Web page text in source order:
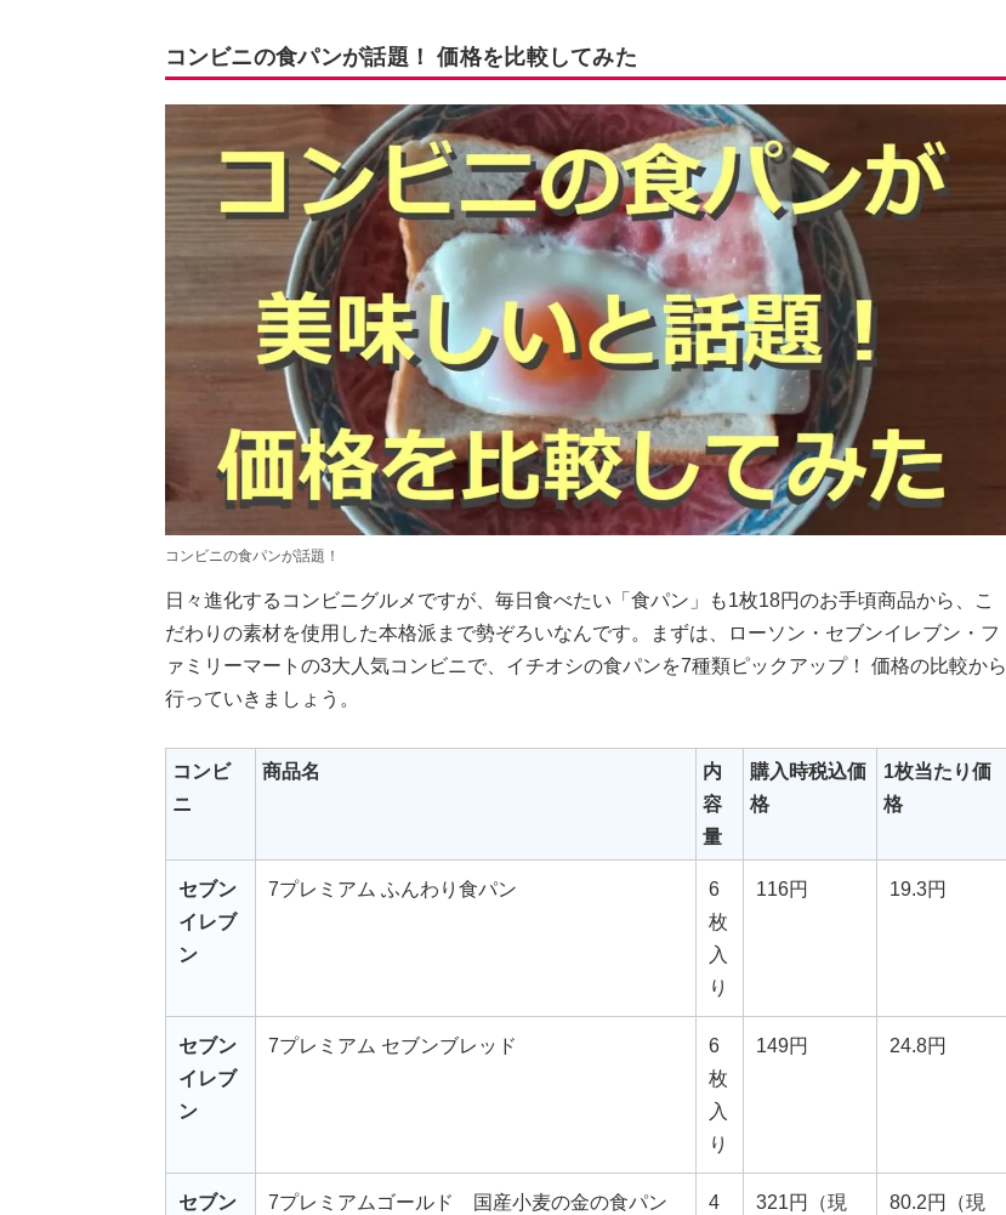
コンビニの食パンが話題！ 価格を比較してみた
コンビニの食パンが話題！
日々進化するコンビニグルメですが、毎日食べたい「食パン」も1枚18円のお手頃商品から、こ
だわりの素材を使用した本格派まで勢ぞろいなんです。まずは、ローソン・セブンイレブン・フ
ァミリーマートの3大人気コンビニで、イチオシの食パンを7種類ピックアップ！ 価格の比較から
行っていきましょう。
コンビ
ニ
商品名
内
容
量
購入時税込価
格
1枚当たり価
格
セブン
イレブ
ン
7プレミアム ふんわり食パン
6
枚
入
り
116円 19.3円
セブン
イレブ
ン
7プレミアム セブンブレッド
6
枚
入
り
149円 24.8円
セブン
7プレミアムゴールド 国産小麦の金の食パン
4
321円（現
80.2円（現